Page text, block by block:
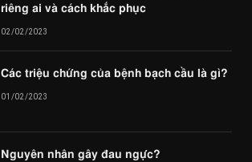
riêng ai và cách khắc phục
02/02/2023
Các triệu chứng của bệnh bạch cầu là gì?
01/02/2023
Nguyên nhân gây đau ngực?